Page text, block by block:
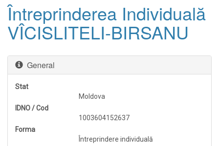
Întreprinderea Individuală
VÎCISLITELI-BIRSANU
General
Stat
Moldova
IDNO / Cod
1003604152637
Forma
Întreprindere individuală